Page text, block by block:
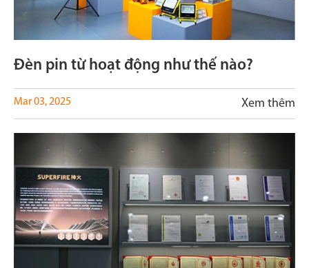
Đèn pin từ hoạt động như thế nào?
Mar 03, 2025 Xem thêm